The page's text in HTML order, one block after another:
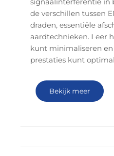
signaalinterferentie in
de verschillen tussen
draden, essentiële
aardtechnieken. Leer
kunt minimaliseren
prestaties kunt
Bekijk meer